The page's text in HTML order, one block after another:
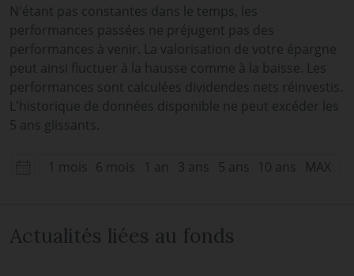
N'étant pas constantes dans le temps, les
performances passées ne préjugent pas des
performances à venir. La valorisation de votre épargne
peut ainsi fluctuer à la hausse comme à la baisse. Les
performances sont calculées dividendes nets réinvestis.
L'historique de données disponible ne peut excéder les
5 ans glissants.
1 mois 6 mois 1 an 3 ans 5 ans 10 ans MAX
Actualités liées au fonds